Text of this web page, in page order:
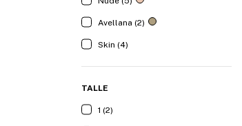
Avellana (2)
Skin (4)
TALLE
1 (2)